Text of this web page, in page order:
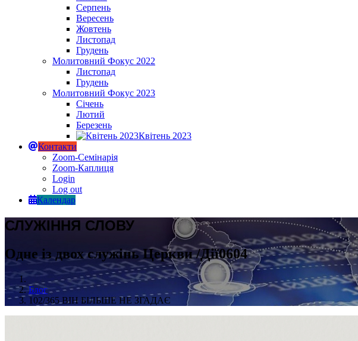
Серпень
Вересень
Жовтень
Листопад
Грудень
Молитовний Фокус 2022
Листопад
Грудень
Молитовний Фокус 2023
Січень
Лютий
Березень
Квітень 2023
Контакти
Zoom-Семінарія
Zoom-Каплиця
Login
Log out
Календар
СЛУЖІННЯ СЛОВУ
Одне із двох служінь Церкви /Дії0604
Блог
102/365 ВІН БІЛЬШЕ НЕ ЗГАДАЄ